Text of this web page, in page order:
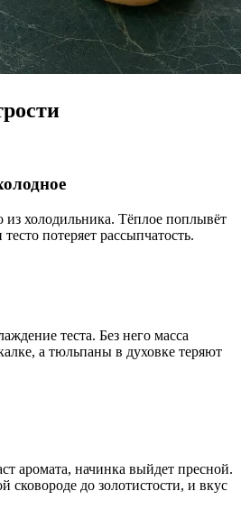
из холодильника. Тёплое поплывёт
потеряет рассыпчатость.
теста. Без него масса
а тюльпаны в духовке теряют
аромата, начинка выйдет пресной.
сковороде до золотистости, и вкус